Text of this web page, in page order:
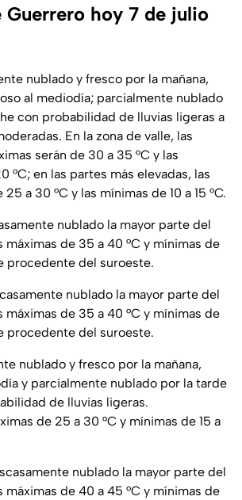
Guerrero hoy 7 de julio
nublado y fresco por la mañana,
al mediodía; parcialmente nublado
con probabilidad de lluvias ligeras a
En la zona de valle, las
serán de 30 a 35 °C y las
°C; en las partes más elevadas, las
a 30 °C y las mínimas de 10 a 15 °C.
nublado la mayor parte del
máximas de 35 a 40 °C y mínimas de
procedente del suroeste.
nublado la mayor parte del
máximas de 35 a 40 °C y mínimas de
procedente del suroeste.
nublado y fresco por la mañana,
y parcialmente nublado por la tarde
de lluvias ligeras.
de 25 a 30 °C y mínimas de 15 a
nublado la mayor parte del
máximas de 40 a 45 °C y mínimas de